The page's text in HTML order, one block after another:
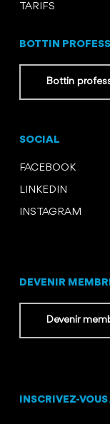
TARIFS
BOTTIN
Bottin
SOCIAL
FACEBOOK
LINKEDIN
INSTAGRAM
DEVENIR
Devenir
INSCRIVEZ-